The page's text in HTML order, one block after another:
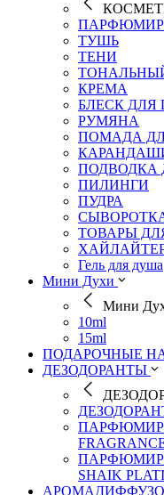
ТУШЬ
ТЕНИ
КРЕМА
БЛЕСК ДЛЯ
РУМЯНА
ПОМАДА
ПОДВОДКА
ПИЛИНГИ
ПУДРА
ТОВАРЫ
Гель для душа
Мини Духи
Мини
10ml
15ml
ПОДАРОЧНЫЕ
ДЕЗОДОРАНТЫ
SHAIK